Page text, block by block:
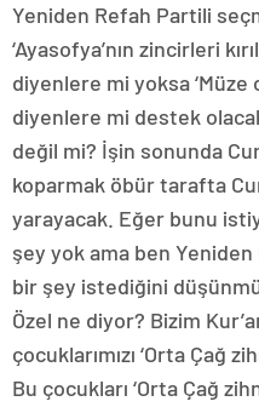
Yeniden Refah Partili
‘Ayasofya’nın zincirleri
diyenlere mi yoksa ‘Müze
diyenlere mi destek
değil mi? İşin sonunda
koparmak öbür tarafta
yarayacak. Eğer bunu
şey yok ama ben
bir şey istediğini
Özel ne diyor? Bizim
çocuklarımızı ‘Orta Çağ
Bu çocukları ‘Orta Çağ